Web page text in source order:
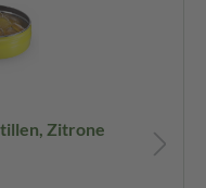
Zitrone